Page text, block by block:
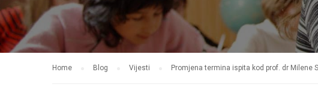
Home Blog Vijesti Promjena termina ispita kod prof. dr Milene